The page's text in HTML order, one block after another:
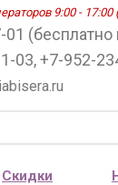
9:00 - 17:00
(бесплатно
03, +7-952-
Скидки